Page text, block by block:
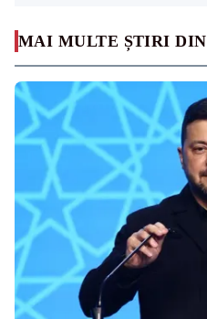
MAI MULTE ȘTIRI DIN